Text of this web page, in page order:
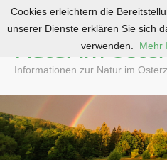
o
c
o
n
Natur im
Informationen zur Natur im
Cookies erleichtern die
unserer Dienste erklären Sie sich
verwenden.
Mehr